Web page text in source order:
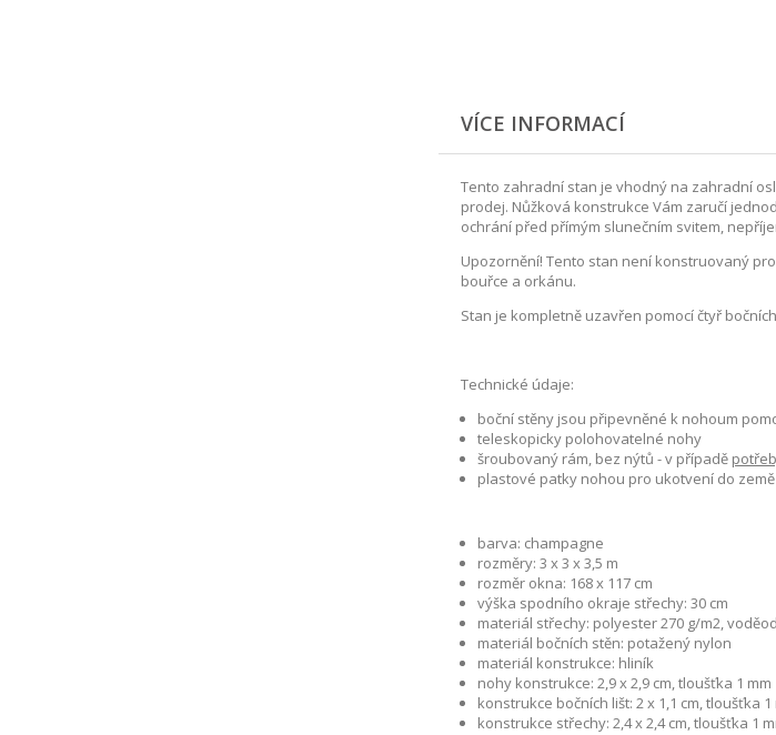
VÍCE INFORMACÍ
Tento zahradní stan je vhodný na zahradní
prodej. Nůžková konstrukce Vám zaručí
ochrání před přímým slunečním svitem,
Upozornění! Tento stan není konstruovaný pro
bouřce a orkánu.
Stan je kompletně uzavřen pomocí čtyř
Technické údaje:
boční stěny jsou připevněné k nohoum
teleskopicky polohovatelné nohy
šroubovaný rám, bez nýtů - v případě
plastové patky nohou pro ukotvení do země
barva: champagne
rozměry: 3 x 3 x 3,5 m
rozměr okna: 168 x 117 cm
výška spodního okraje střechy: 30 cm
materiál střechy: polyester 270 g/m2,
materiál bočních stěn: potažený nylon
materiál konstrukce: hliník
nohy konstrukce: 2,9 x 2,9 cm, tloušťka 1 mm
konstrukce bočních lišt: 2 x 1,1 cm, tloušťka 1
konstrukce střechy: 2,4 x 2,4 cm, tloušťka 1